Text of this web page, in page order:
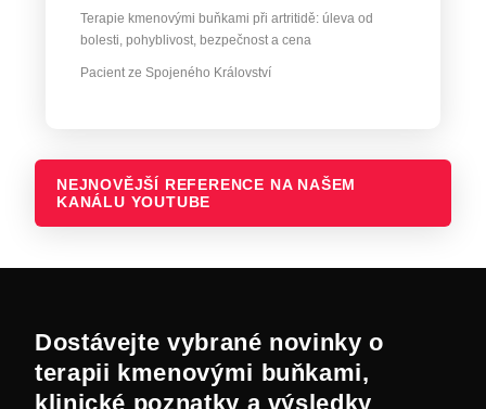
Terapie kmenovými buňkami při artritidě: úleva od
bolesti, pohyblivost, bezpečnost a cena
Pacient ze Spojeného Království
NEJNOVĚJŠÍ REFERENCE NA NAŠEM
KANÁLU YOUTUBE
Dostávejte vybrané novinky o
terapii kmenovými buňkami,
klinické poznatky a výsledky